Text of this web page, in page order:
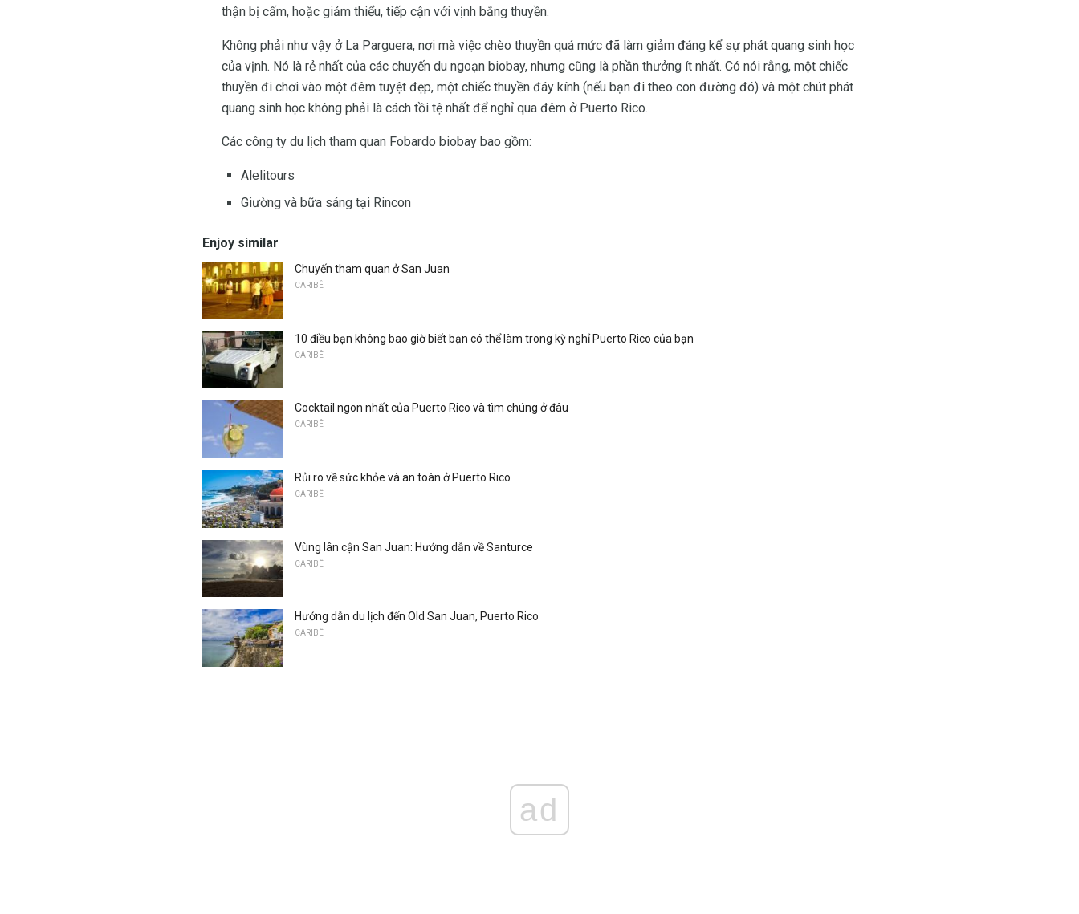
thận bị cấm, hoặc giảm thiểu, tiếp cận với vịnh bằng thuyền.
Không phải như vậy ở La Parguera, nơi mà việc chèo thuyền quá mức đã làm giảm đáng kể sự phát quang sinh học
của vịnh. Nó là rẻ nhất của các chuyến du ngoạn biobay, nhưng cũng là phần thưởng ít nhất. Có nói rằng, một chiếc
thuyền đi chơi vào một đêm tuyệt đẹp, một chiếc thuyền đáy kính (nếu bạn đi theo con đường đó) và một chút phát
quang sinh học không phải là cách tồi tệ nhất để nghỉ qua đêm ở Puerto Rico.
Các công ty du lịch tham quan Fobardo biobay bao gồm:
Alelitours
Giường và bữa sáng tại Rincon
Enjoy similar
Chuyến tham quan ở San Juan
CARIBÊ
10 điều bạn không bao giờ biết bạn có thể làm trong kỳ nghỉ Puerto Rico của bạn
CARIBÊ
Cocktail ngon nhất của Puerto Rico và tìm chúng ở đâu
CARIBÊ
Rủi ro về sức khỏe và an toàn ở Puerto Rico
CARIBÊ
Vùng lân cận San Juan: Hướng dẫn về Santurce
CARIBÊ
Hướng dẫn du lịch đến Old San Juan, Puerto Rico
CARIBÊ
ad